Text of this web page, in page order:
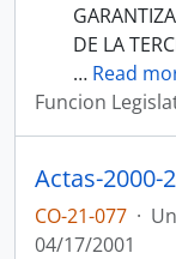
DE LA
… Read
Funcion
Actas-2000-
CO-21-077 ·
04/17/2001